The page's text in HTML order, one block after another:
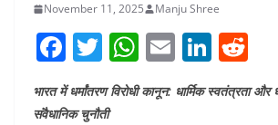
November 11, 2025 Manju Shree
F
a
c
T
w
itt
W
h
at
E
m
ai
Li
n
k
e
d
भारत में धर्मांतरण विरोधी कानून: धार्मिक स्वतंत्रता और
संवैधानिक चुनौती